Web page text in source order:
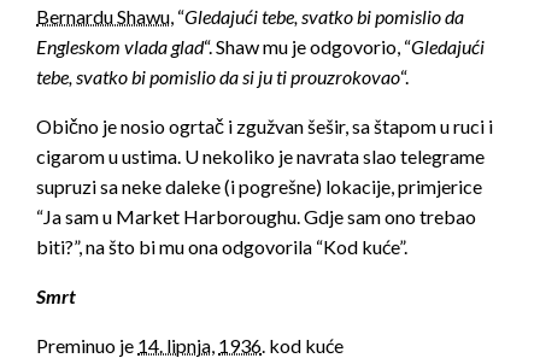
Bernardu Shawu, “Gledajući tebe, svatko bi pomislio da
Engleskom vlada glad“. Shaw mu je odgovorio, “Gledajući
tebe, svatko bi pomislio da si ju ti prouzrokovao“.
Obično je nosio ogrtač i zgužvan šešir, sa štapom u ruci i
cigarom u ustima. U nekoliko je navrata slao telegrame
supruzi sa neke daleke (i pogrešne) lokacije, primjerice
“Ja sam u Market Harboroughu. Gdje sam ono trebao
biti?”, na što bi mu ona odgovorila “Kod kuće”.
Smrt
Preminuo je 14. lipnja, 1936. kod kuće